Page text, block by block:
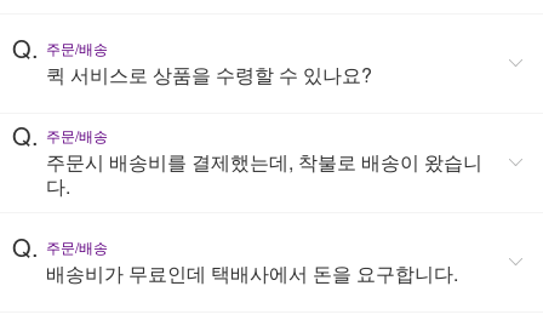
Q. 주문/배송
퀵 서비스로 상품을 수령할 수 있나요?
Q. 주문/배송
주문시 배송비를 결제했는데, 착불로 배송이 왔습니
다.
Q. 주문/배송
배송비가 무료인데 택배사에서 돈을 요구합니다.